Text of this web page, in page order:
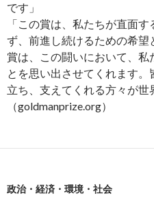
です」
「この賞は、私たちが直面
ず、前進し続けるための希
賞は、この闘いにおいて、私
とを思い出させてくれます
立ち、支えてくれる方々が世
（goldmanprize.org）
政治・経済・環境・社会